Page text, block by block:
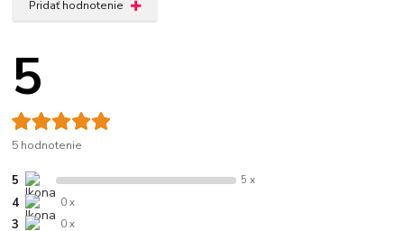
Pridať hodnotenie
5
5 hodnotenie
5 5 x
4 0 x
3 0 x